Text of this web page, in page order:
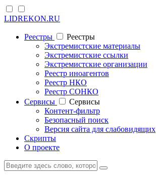
LIDREKON.RU
Реестры
Реестры
Экстремистские материалы
Экстремистские ссылки
Экстремистские организации
Реестр иноагентов
Реестр НКО
Реестр СОНКО
Cервисы
Cервисы
Контент-фильтр
Безопасный поиск
Версия сайта для слабовидящих
Скрипты
О проекте